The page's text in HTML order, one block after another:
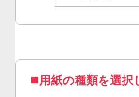
用紙の種類を選択